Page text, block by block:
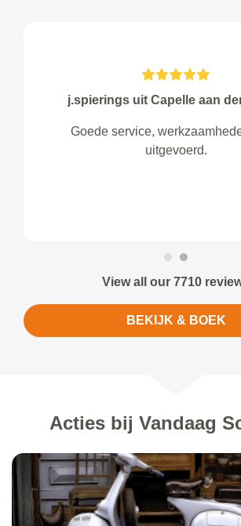
j.spierings uit Capelle aan
Goede service,
uitgevoerd.
View all our 7710
BEKIJK & BOEK
Acties bij Vandaag